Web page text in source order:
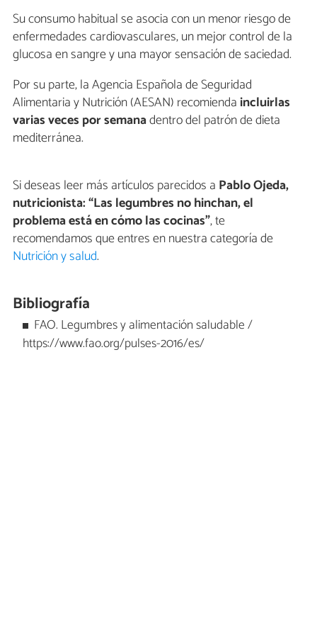
Su consumo habitual se asocia con un menor riesgo de
enfermedades cardiovasculares, un mejor control de la
glucosa en sangre y una mayor sensación de saciedad.
Por su parte, la Agencia Española de Seguridad
Alimentaria y Nutrición (AESAN) recomienda incluirlas
varias veces por semanadentro del patrón de dieta
mediterránea.
Si deseas leer más artículos parecidos a Pablo Ojeda,
nutricionista: “Las legumbres no hinchan, el
problema está en cómo las cocinas”, te
recomendamos que entres en nuestra categoría de
Nutrición y salud.
Bibliografía
FAO. Legumbres y alimentación saludable /
https://www.fao.org/pulses-2016/es/